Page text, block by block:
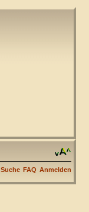
Suche FAQ Anmelden